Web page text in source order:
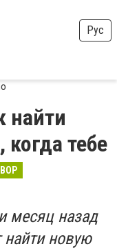
Рус
найти
тебе
месяц назад
найти новую